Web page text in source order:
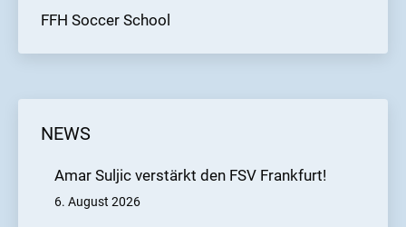
FFH Soccer School
NEWS
Amar Suljic verstärkt den FSV Frankfurt!
6. August 2026